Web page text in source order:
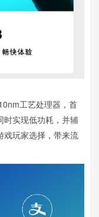
工艺处理器，首
时实现低功耗，并辅
戏玩家选择，带来流